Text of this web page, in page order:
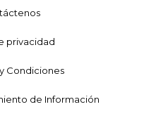
privacidad
Condiciones
de Información